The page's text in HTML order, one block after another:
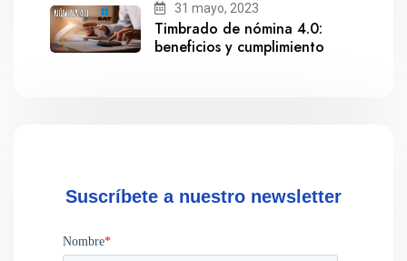
31 mayo, 2023
Timbrado de nómina 4.0:
beneficios y cumplimiento
Suscríbete a nuestro newsletter